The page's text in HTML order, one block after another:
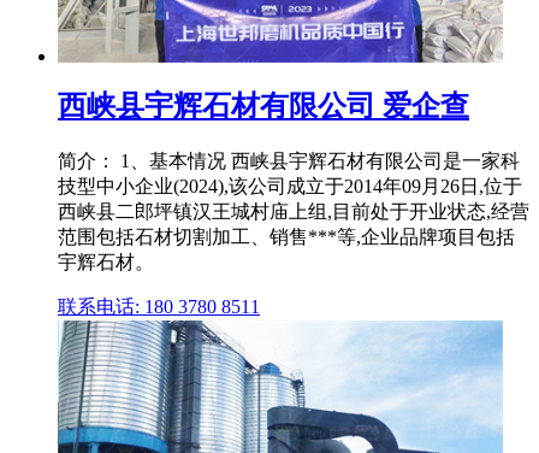
西峡县宇辉石材有限公司 爱企查
简介： 1、基本情况 西峡县宇辉石材有限公司是一家科
技型中小企业(2024),该公司成立于2014年09月26日,位于
西峡县二郎坪镇汉王城村庙上组,目前处于开业状态,经营
范围包括石材切割加工、销售***等,企业品牌项目包括
宇辉石材。
联系电话: 180 3780 8511